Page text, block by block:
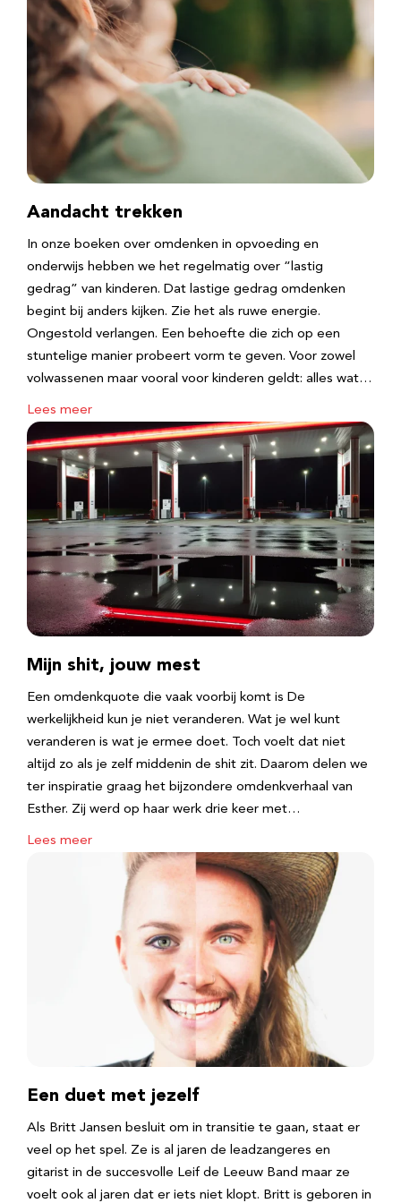
Aandacht trekken
In onze boeken over omdenken in opvoeding en
onderwijs hebben we het regelmatig over “lastig
gedrag” van kinderen. Dat lastige gedrag omdenken
begint bij anders kijken. Zie het als ruwe energie.
Ongestold verlangen. Een behoefte die zich op een
stuntelige manier probeert vorm te geven. Voor zowel
volwassenen maar vooral voor kinderen geldt: alles wat…
Lees meer
Mijn shit, jouw mest
Een omdenkquote die vaak voorbij komt is De
werkelijkheid kun je niet veranderen. Wat je wel kunt
veranderen is wat je ermee doet. Toch voelt dat niet
altijd zo als je zelf middenin de shit zit. Daarom delen we
ter inspiratie graag het bijzondere omdenkverhaal van
Esther. Zij werd op haar werk drie keer met…
Lees meer
Een duet met jezelf
Als Britt Jansen besluit om in transitie te gaan, staat er
veel op het spel. Ze is al jaren de leadzangeres en
gitarist in de succesvolle Leif de Leeuw Band maar ze
voelt ook al jaren dat er iets niet klopt. Britt is geboren in